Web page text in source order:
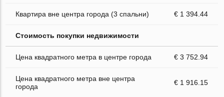
Квартира вне центра города (3 спальни) € 1 394.44
Стоимость покупки недвижимости
Цена квадратного метра в центре города € 3 752.94
Цена квадратного метра вне центра
города
€ 1 916.15